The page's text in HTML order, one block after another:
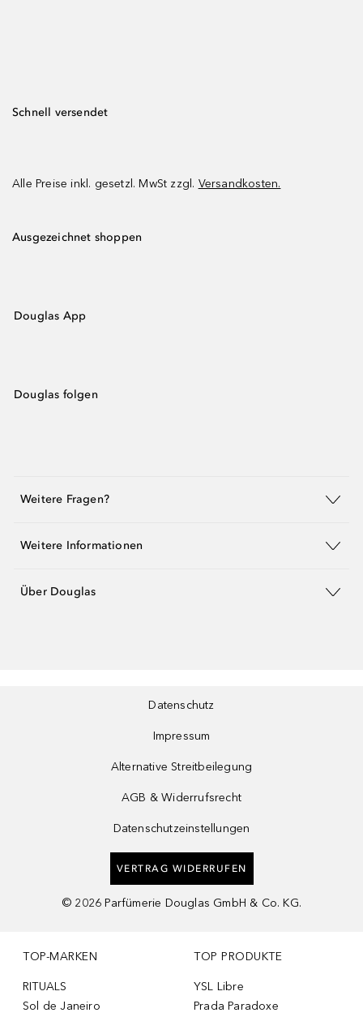
Schnell versendet
Alle Preise inkl. gesetzl. MwSt zzgl. Versandkosten.
Ausgezeichnet shoppen
Douglas App
Douglas folgen
Weitere Fragen?
Weitere Informationen
Über Douglas
Datenschutz
Impressum
Alternative Streitbeilegung
AGB & Widerrufsrecht
Datenschutzeinstellungen
VERTRAG WIDERRUFEN
© 2026 Parfümerie Douglas GmbH & Co. KG.
TOP-MARKEN
RITUALS
Sol de Janeiro
TOP PRODUKTE
YSL Libre
Prada Paradoxe